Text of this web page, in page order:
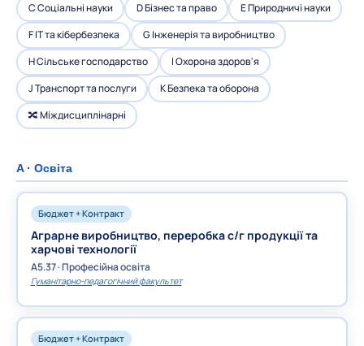
C Соціальні науки
D Бізнес та право
E Природничі науки
F IT та кібербезпека
G Інженерія та виробництво
H Сільське господарство
I Охорона здоров'я
J Транспорт та послуги
K Безпека та оборона
🔀 Міждисциплінарні
A · Освіта
Бюджет + Контракт
Аграрне виробництво, переробка с/г продукції та
харчові технології
A5.37 · Професійна освіта
Гуманітарно-педагогічний факультет
Бюджет + Контракт